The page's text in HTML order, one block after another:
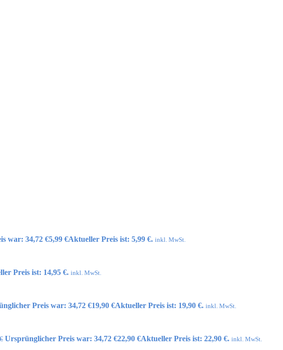
war: 34,72 €5,99 €Aktueller Preis ist: 5,99 €. inkl. MwSt.
Preis ist: 14,95 €. inkl. MwSt.
Preis war: 34,72 €19,90 €Aktueller Preis ist: 19,90 €. inkl. MwSt.
€ Ursprünglicher Preis war: 34,72 €22,90 €Aktueller Preis ist: 22,90 €. inkl. MwSt.